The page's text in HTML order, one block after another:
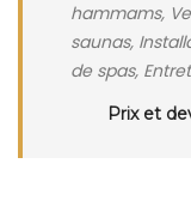
hammams,
saunas,
de spas,
Prix et